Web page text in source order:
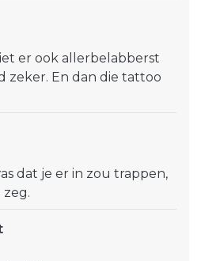
er ook allerbelabberst
zeker. En dan die tattoo
dat je er in zou trappen,